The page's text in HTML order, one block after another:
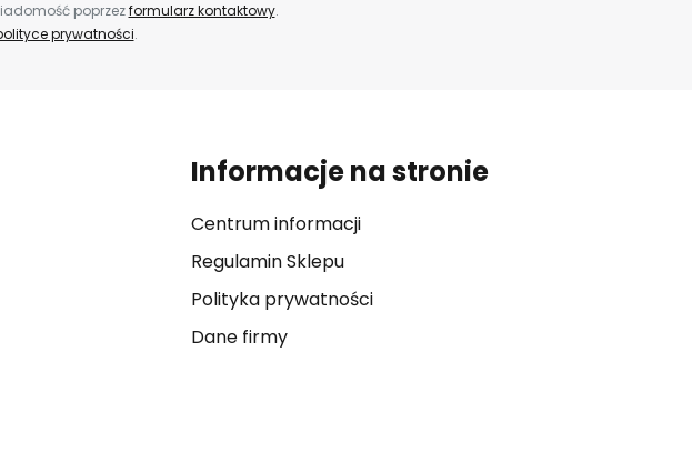
poprzezformularz kontaktowy.
prywatności.
Informacje na stronie
Centrum informacji
Regulamin Sklepu
Polityka prywatności
Dane firmy